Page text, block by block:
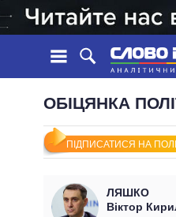
СТРІЧКА
ПОДІЇ
СТАТТІ
ДУМКИ
УСІ ПОЛІТИКИ
ОБІЦЯНКА
ПІДПИСАТИСЯ НА
ЛЯШКО
Віктор